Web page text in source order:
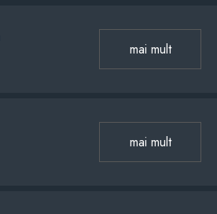
mai mult
mai mult